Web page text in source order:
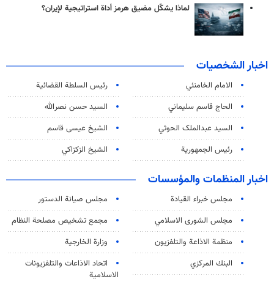
لماذا يشكّل مضيق هرمز أداة استراتيجية لإيران؟
اخبار الشخصيات
الامام الخامنئي
رئیس السلطة القضائیة
الحاج قاسم سليماني
السيد حسن نصرالله
السید عبدالملک الحوثي
الشيخ عيسى قاسم
رئيس الجمهورية
الشيخ الزكزاكي
اخبار المنظمات والمؤسسات
مجلس خبراء القيادة
مجلس صيانة الدستور
مجلس الشورى الاسلامي
مجمع تشخيص مصلحة النظام
منظمة الاذاعة والتلفزیون
وزارة الخارجية
البنك المركزي
اتحاد الاذاعات والتلفزيونات
الاسلامية